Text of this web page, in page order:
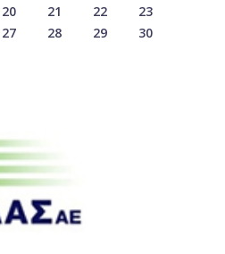
20 21 22
23
27 28 29
30